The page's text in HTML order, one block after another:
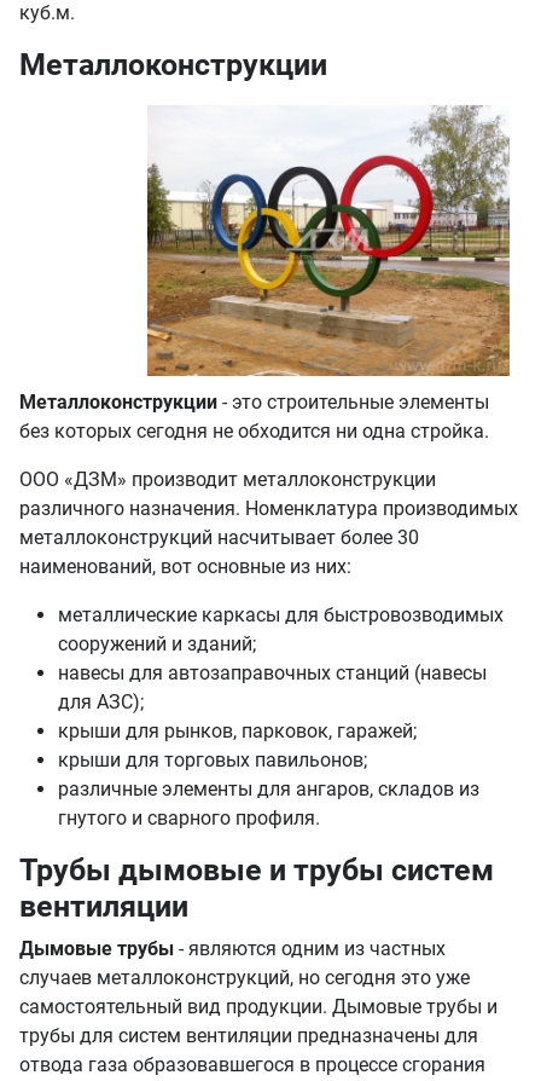
куб.м.
Металлоконструкции
Металлоконструкции - это строительные элементы
без которых сегодня не обходится ни одна стройка.
ООО «ДЗМ» производит металлоконструкции
различного назначения. Номенклатура производимых
металлоконструкций насчитывает более 30
наименований, вот основные из них:
металлические каркасы для быстровозводимых
сооружений и зданий;
навесы для автозаправочных станций (навесы
для АЗС);
крыши для рынков, парковок, гаражей;
крыши для торговых павильонов;
различные элементы для ангаров, складов из
гнутого и сварного профиля.
Трубы дымовые и трубы систем
вентиляции
Дымовые трубы - являются одним из частных
случаев металлоконструкций, но сегодня это уже
самостоятельный вид продукции. Дымовые трубы и
трубы для систем вентиляции предназначены для
отвода газа образовавшегося в процессе сгорания